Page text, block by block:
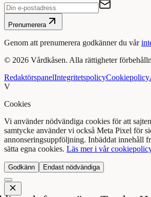
Prenumerera
Genom att prenumerera godkänner du vår
© 2026 Vårdkåsen. Alla rättigheter
RedaktörspanelIntegritetspolicyCookiepolicy
V
Cookies
Vi använder nödvändiga cookies för att
samtycke använder vi också Meta Pixel för
annonseringsuppföljning. Inbäddat innehåll
sätta egna cookies. Läs mer i vår
Godkänn Endast nödvändiga